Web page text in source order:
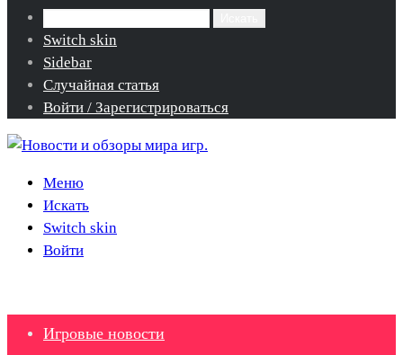
Switch skin
Sidebar
Случайная статья
Войти / Зарегистрироваться
Меню
Искать
Switch skin
Войти
Игровые новости